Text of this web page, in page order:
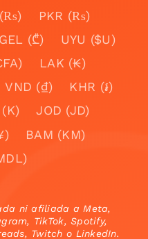
(₨)
PKR (₨)
GEL (₾)
UYU ($U)
LAK (₭)
VND (₫)
KHR (៛)
(K)
JOD (JD)
BAM (KM)
ni afiliada a Meta,
TikTok, Spotify,
Twitch o LinkedIn.